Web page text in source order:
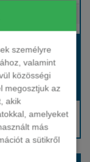
személyre
valamint
közösségi
megosztjuk az
akik
amelyeket
más
a sütikről
bennünket!